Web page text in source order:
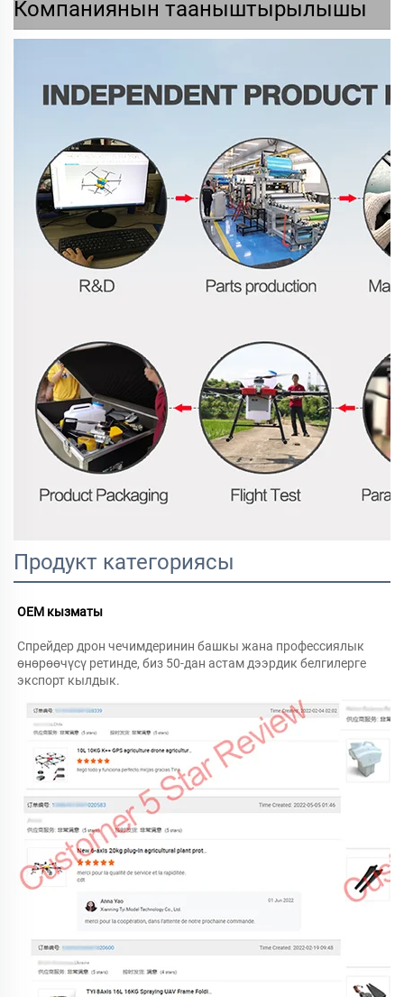
Компаниянын тааныштырылышы
Продукт категориясы
OEM кызматы
Спрейдер дрон чечимдеринин башкы жана профессиялык
өнөрөөчүсү ретинде, биз 50-дан астам дээрдик белгилерге
экспорт кылдык.